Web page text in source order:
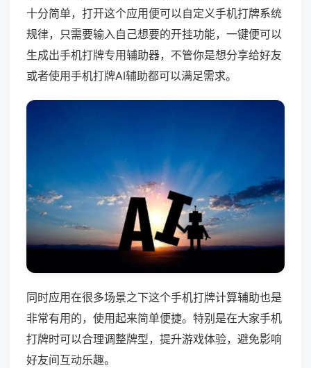
十分简单，打开这个应用便可以自定义手机打牌系统
规律，只需要输入自己想要的开挂功能，一键便可以
生成出手机打牌专用辅助器，不管你是想分享给好友
或者使用手机打牌AI辅助都可以满足需求。
同时应用在很多场景之下这个手机打牌计算辅助也是
非常有用的，使用起来简单便捷。特别是在大家手机
打牌时可以合理调整牌型，提升游戏体验，避免影响
好友间互动乐趣。